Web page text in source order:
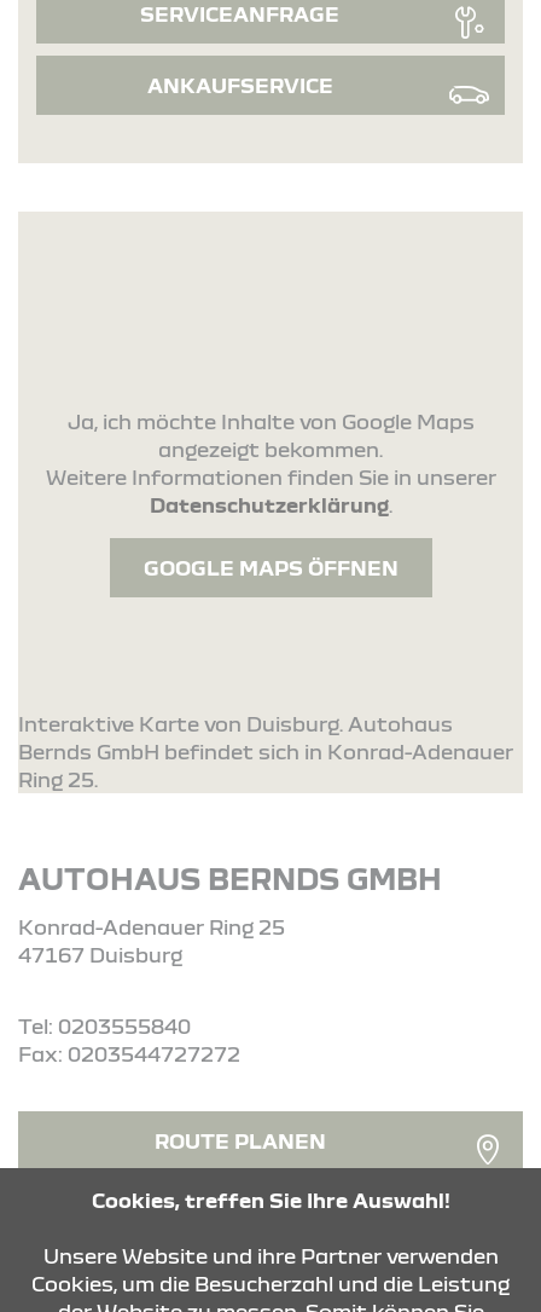
SERVICEANFRAGE
ANKAUFSERVICE
Ja, ich möchte Inhalte von Google Maps
angezeigt bekommen.
Weitere Informationen finden Sie in unserer
Datenschutzerklärung.
GOOGLE MAPS ÖFFNEN
Interaktive Karte von Duisburg. Autohaus
Bernds GmbH befindet sich in Konrad-Adenauer
Ring 25.
AUTOHAUS BERNDS GMBH
Konrad-Adenauer Ring 25
47167 Duisburg
Tel: 0203555840
Fax: 0203544727272
ROUTE PLANEN
ANFRAGE SENDEN
Cookies, treffen Sie Ihre Auswahl!
Unsere Website und ihre Partner verwenden
Cookies, um die Besucherzahl und die Leistung